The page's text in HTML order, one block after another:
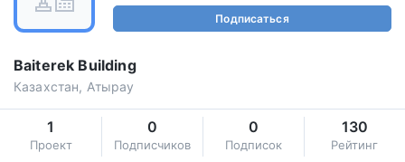
Подписаться
Baiterek Building
Казахстан, Атырау
1
Проект
0
Подписчиков
0
Подписок
130
Рейтинг